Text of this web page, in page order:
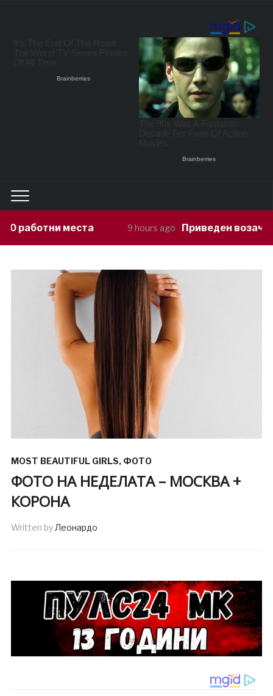
9 hours ago Приведен возач кој ја
MOST BEAUTIFUL GIRLS, ФОТО
ФОТО НА НЕДЕЛАТА – МОСКВА +
КОРОНА
Written byЛеонардо